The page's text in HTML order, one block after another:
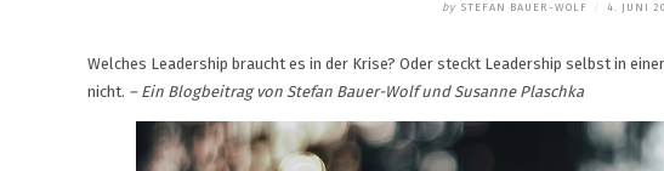
by STEFAN BAUER-WOLF 4. JUNI
Welches Leadership braucht es in der Krise? Oder steckt Leadership selbst in
nicht. – Ein Blogbeitrag von Stefan Bauer-Wolf und Susanne Plaschka